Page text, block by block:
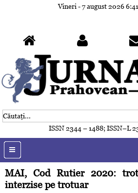
Vineri - 7 august 2026
ISSN 2344 – 1488; ISSN–L
MAI, Cod Rutier 2020:
interzise pe trotuar